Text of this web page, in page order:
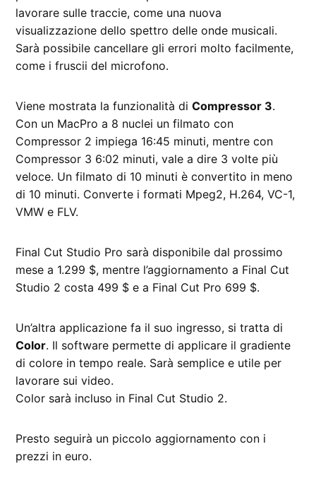
lavorare sulle traccie, come una nuova
visualizzazione dello spettro delle onde musicali.
Sarà possibile cancellare gli errori molto facilmente,
come i fruscii del microfono.
Viene mostrata la funzionalità diCompressor 3.
Con un MacPro a 8 nuclei un filmato con
Compressor 2 impiega 16:45 minuti, mentre con
Compressor 3 6:02 minuti, vale a dire 3 volte più
veloce. Un filmato di 10 minuti è convertito in meno
di 10 minuti. Converte i formati Mpeg2, H.264, VC-1,
VMW e FLV.
Final Cut Studio Pro sarà disponibile dal prossimo
mese a 1.299 $, mentre l’aggiornamento a Final Cut
Studio 2 costa 499 $ e a Final Cut Pro 699 $.
Un’altra applicazione fa il suo ingresso, si tratta di
Color. Il software permette di applicare il gradiente
di colore in tempo reale. Sarà semplice e utile per
lavorare sui video.
Color sarà incluso in Final Cut Studio 2.
Presto seguirà un piccolo aggiornamento con i
prezzi in euro.